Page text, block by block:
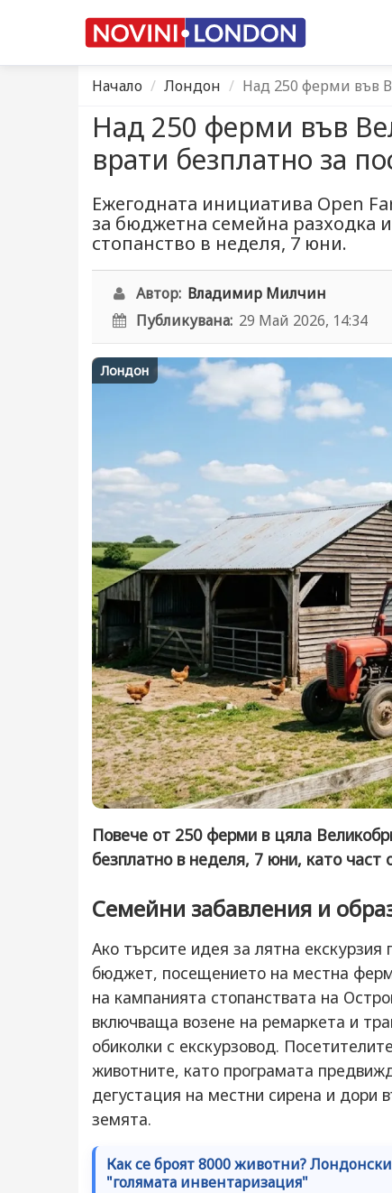
Начало Лондон Над 250 ферми във
Над 250 ферми във
врати безплатно за
Ежегодната инициатива Open
за бюджетна семейна разходка
стопанство в неделя, 7 юни.
Автор: Владимир Милчин
Публикувана: 29 Май 2026, 14:34
Лондон
Повече от 250 ферми в цяла
безплатно в неделя, 7 юни, като част
Семейни забавления и
Ако търсите идея за лятна
бюджет, посещението на местна
на кампанията стопанствата на
включваща возене на ремаркета и
обиколки с екскурзовод.
животните, като програмата
дегустация на местни сирена и дори
земята.
Как се броят 8000 животни?
"голямата инвентаризация"